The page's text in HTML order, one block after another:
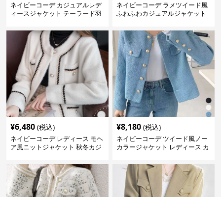
ネイビーコーデ カジュアルレデ
ィースジャケット テーラード羽
ネイビーコーデ ラメツイード風
ふわふわカジュアルジャケット
¥6,480 (税込)
ネイビーコーデ レディース モヘ
ア風ニットジャケット 秋冬カジ
¥8,180 (税込)
ネイビーコーデ ツイード風ノー
カラージャケット レディース カ